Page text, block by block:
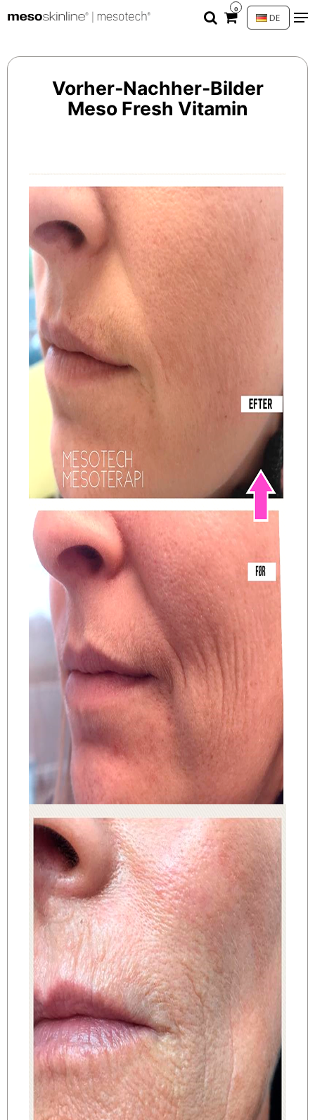
0
DE
Vorher-Nachher-Bilder
Meso Fresh Vitamin